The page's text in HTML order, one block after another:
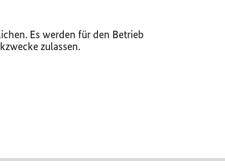
Es werden für den Betrieb
zulassen.